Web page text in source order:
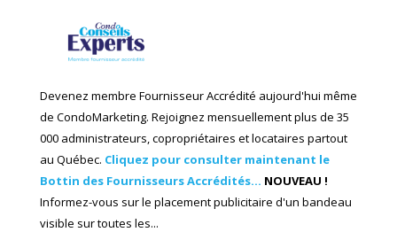
Devenez membre Fournisseur Accrédité aujourd'hui même
de CondoMarketing. Rejoignez mensuellement plus de 35
000 administrateurs, copropriétaires et locataires partout
au Québec. Cliquez pour consulter maintenant le
Bottin des Fournisseurs Accrédités... NOUVEAU !
Informez-vous sur le placement publicitaire d'un bandeau
visible sur toutes les...